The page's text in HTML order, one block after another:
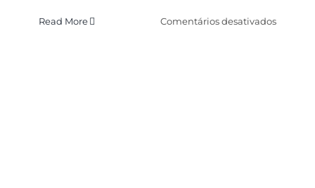
Read More Comentários desativadosem